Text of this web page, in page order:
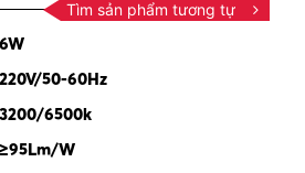
Tìm sản phẩm tương tự
6W
220V/50-60Hz
3200/6500k
≥95Lm/W